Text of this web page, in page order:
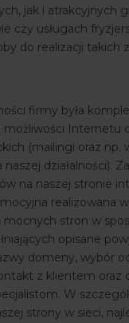
jak i atrakcyjnych
czy usługach
do realizacji takich
firmy była
możliwości
(mailingi oraz
działalności).
na naszej stronie
realizowana
stron w
opisane
domeny, wybór
z klientem oraz
W
strony w sieci,